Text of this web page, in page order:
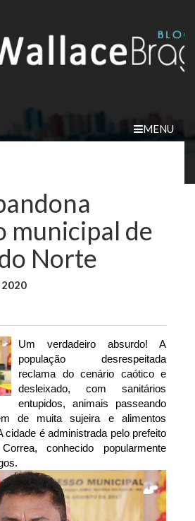
MENU
municipal de
Norte
2020
Um verdadeiro absurdo! A
população desrespeitada
reclama do cenário caótico e
desleixado, com sanitários
entupidos, animais passeando
de muita sujeira e alimentos
cidade é administrada pelo prefeito
conhecido popularmente